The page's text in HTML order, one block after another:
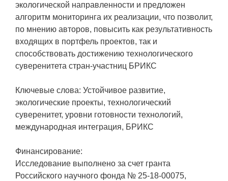
экологической направленности и предложен
алгоритм мониторинга их реализации, что позволит,
по мнению авторов, повысить как результативность
входящих в портфель проектов, так и
способствовать достижению технологического
суверенитета стран-участниц БРИКС
Ключевые слова: Устойчивое развитие,
экологические проекты, технологический
суверенитет, уровни готовности технологий,
международная интеграция, БРИКС
Финансирование:
Исследование выполнено за счет гранта
Российского научного фонда № 25-18-00075,